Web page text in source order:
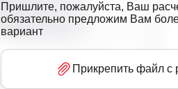
Пришлите, пожалуйста, Ваш
обязательно предложим Вам
вариант
Прикрепить файл с